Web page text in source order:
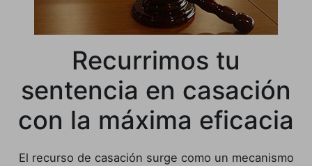
Recurrimos tu
sentencia en casación
con la máxima eficacia
El recurso de casación surge como un mecanismo